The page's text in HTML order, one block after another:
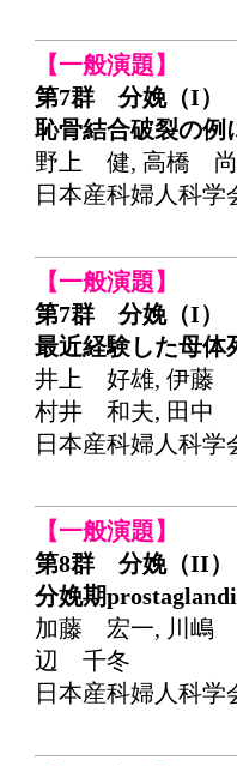
【一般演題】
第7群 分娩（I）
恥骨結合破裂の例
野上 健, 高橋
日本産科婦人科学
【一般演題】
第7群 分娩（I）
最近経験した母体
井上 好雄, 伊藤
村井 和夫, 田中
日本産科婦人科学
【一般演題】
第8群 分娩（II）
分娩期
加藤 宏一, 川嶋
辺 千冬
日本産科婦人科学